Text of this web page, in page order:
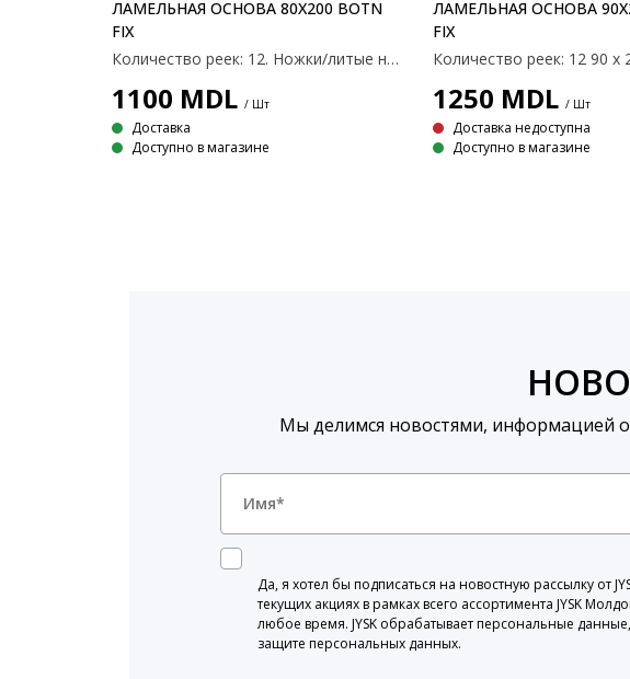
ЛАМЕЛЬНАЯ ОСНОВА 80X200 BOTN
FIX
Количество реек: 12. Ножки/литые ножки: Нет в комплекте. 80x200 см.
1100 MDL / Шт
Доставка
Доступно в магазине
ЛАМЕЛЬНАЯ ОСНОВА
FIX
Количество реек: 12 90 х
1250 MDL / Шт
Доставка недоступна
Доступно в магазине
Мы делимся новостями, информацией
Да, я хотел бы подписаться на новостную рассылку
текущих акциях в рамках всего ассортимента JYSK
любое время. JYSK обрабатывает персональные
защите персональных данных.